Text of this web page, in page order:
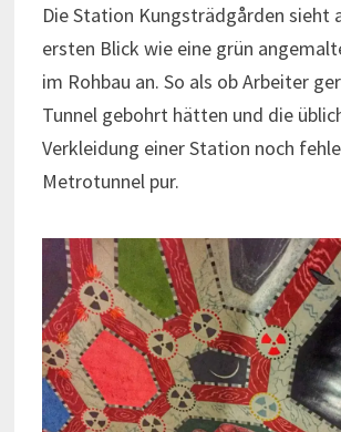
Die Station Kungsträdgården sieht
ersten Blick wie eine grün
im Rohbau an. So als ob Arbeiter
Tunnel gebohrt hätten und die
Verkleidung einer Station noch
Metrotunnel pur.